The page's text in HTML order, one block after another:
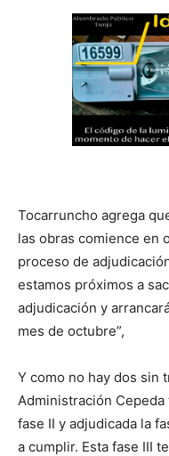
Tocarruncho agrega
las obras comience en
proceso de
estamos próximos a
adjudicación y
mes de octubre”,
Y como no hay dos sin
Administración
fase II y adjudicada la
a cumplir. Esta fase III